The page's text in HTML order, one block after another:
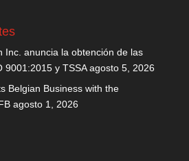
Inc. anuncia la obtención de las
9001:2015 y TSSA agosto 5, 2026
Belgian Business with the
agosto 1, 2026